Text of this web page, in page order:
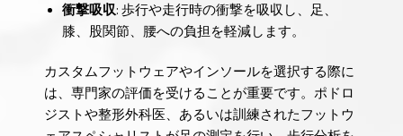
衝撃吸収: 歩行や走行時の衝撃を吸収し、足、
膝、股関節、腰への負担を軽減します。
カスタムフットウェアやインソールを選択する際に
は、専門家の評価を受けることが重要です。ポドロ
ジストや整形外科医、あるいは訓練されたフットウ